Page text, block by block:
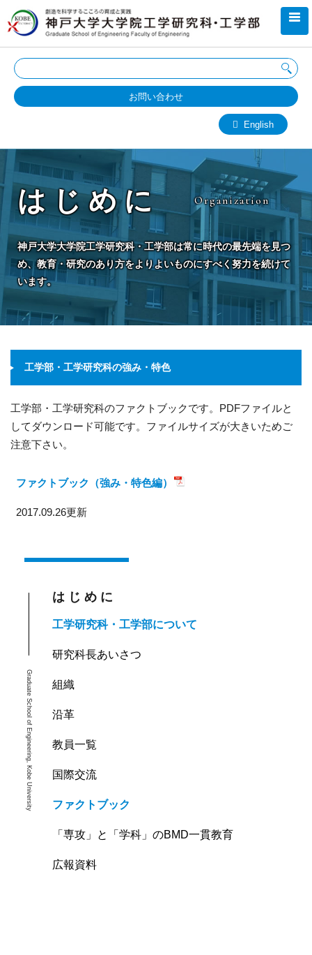
お問い合わせ
English
はじめに Organization
神戸大学大学院工学研究科・工学部は常に時代の最先端を見つ
め、教育・研究のあり方をよりよいものにすべく努力を続けて
います。
工学部・工学研究科の強み・特色
工学部・工学研究科のファクトブックです。PDFファイルと
してダウンロード可能です。ファイルサイズが大きいためご
注意下さい。
ファクトブック（強み・特色編）
2017.09.26更新
Graduate School of Engineering, Kobe University
はじめに
工学研究科・工学部について
研究科長あいさつ
組織
沿革
教員一覧
国際交流
ファクトブック
「専攻」と「学科」のBMD一貫教育
広報資料